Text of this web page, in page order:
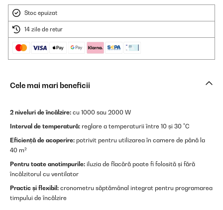
Stoc epuizat
14 zile de retur
Cele mai mari beneficii
2 niveluri de încălzire: cu 1000 sau 2000 W
Interval de temperatură: reglare a temperaturii între 10 și 30 °C
Eficiență de acoperire: potrivit pentru utilizarea în camere de până la
40 m²
Pentru toate anotimpurile: iluzia de flacără poate fi folosită și fără
încălzitorul cu ventilator
Practic și flexibil: cronometru săptămânal integrat pentru programarea
timpului de încălzire